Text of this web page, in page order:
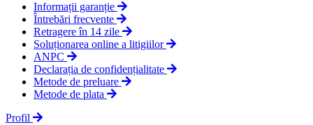
Informații garanție
Întrebări frecvente
Retragere în 14 zile
Soluționarea online a litigiilor
ANPC
Declarația de confidențialitate
Metode de preluare
Metode de plata
Profil